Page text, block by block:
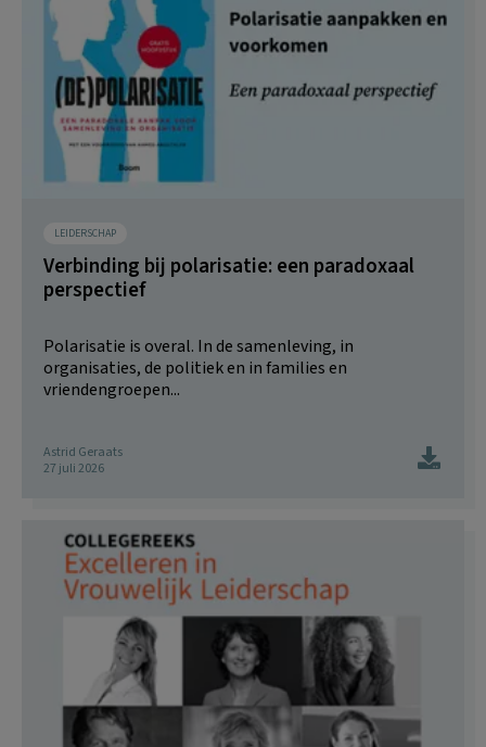
LEIDERSCHAP
Verbinding bij polarisatie: een paradoxaal
perspectief
Polarisatie is overal. In de samenleving, in
organisaties, de politiek en in families en
vriendengroepen...
Astrid Geraats
27 juli 2026